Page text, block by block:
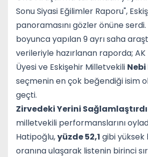
Sonu Siyasi Eğilimler Raporu",
panoramasını gözler önüne serdi.
boyunca yapılan 9 ayrı saha
verileriyle hazırlanan raporda; AK
Üyesi ve Eskişehir Milletvekili
seçmenin en çok beğendiği isim
geçti.
Zirvedeki Yerini Sağlamlaştırdı
milletvekili performanslarını
Hatipoğlu,yüzde 52,1 gibi
oranına ulaşarak listenin birinci